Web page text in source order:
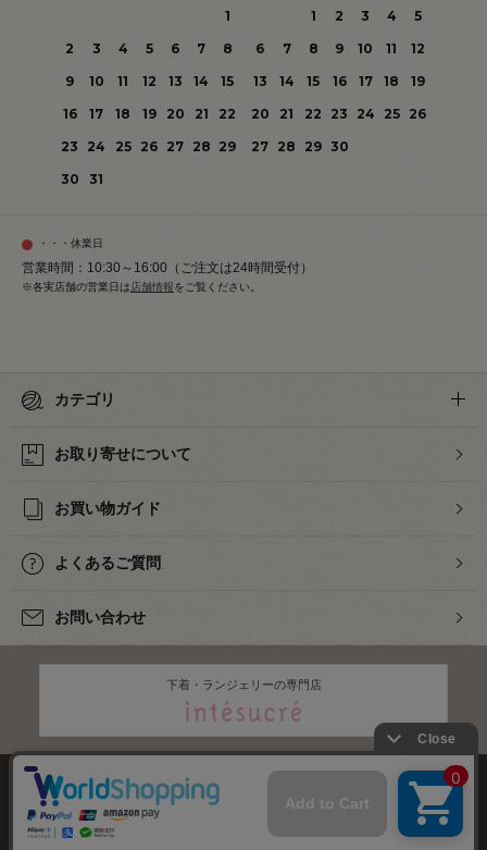
1
2
3 4 5 6 7
8
9
10 11 12 13 14
15
16
17 18 19 20 21
22
23
24 25 26 27 28 29
30
31
1 2 3 4
5
6
7 8 9 10 11
12
13
14 15 16 17 18
19
20
21 22 23 24 25
26
27 28 29 30
・・・休業日
営業時間：10:30～16:00（ご注文は24時間受付）
※各実店舗の営業日は店舗情報をご覧ください。
カテゴリ
お取り寄せについて
お買い物ガイド
よくあるご質問
お問い合わせ
下着・ランジェリーの専門店
株式会社オカダヤ
特定商取引法に基づく表記 プライバシーポリシー サイトマップ